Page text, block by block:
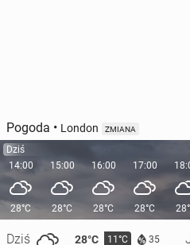
Pogoda • London ZMIANA
Dziś
14:00
28°C
Dziś 28°C 11°C 35
15:00
28°C
16:00
28°C
17:00
28°C